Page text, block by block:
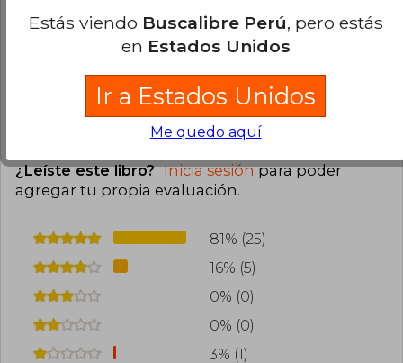
Buena calidad del libro. Llegó en perfectas
Esta opinión es útil 0 No es útil
Cargar más opiniones del libro
¿Leíste este libro? Inicia sesiónpara poder
agregar tu propia evaluación.
81% (25)
16% (5)
0% (0)
0% (0)
3% (1)
Estás viendo Buscalibre Perú, pero estás
en Estados Unidos
Ir a Estados Unidos
Me quedo aquí